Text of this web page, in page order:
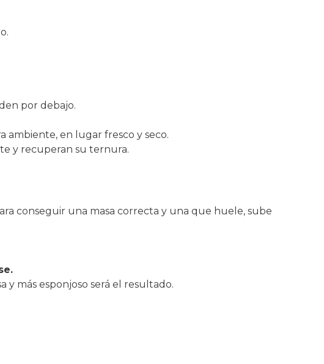
por debajo.
ambiente, en lugar fresco y seco.
y recuperan su ternura.
conseguir una masa correcta y una que huele, sube
y más esponjoso será el resultado.